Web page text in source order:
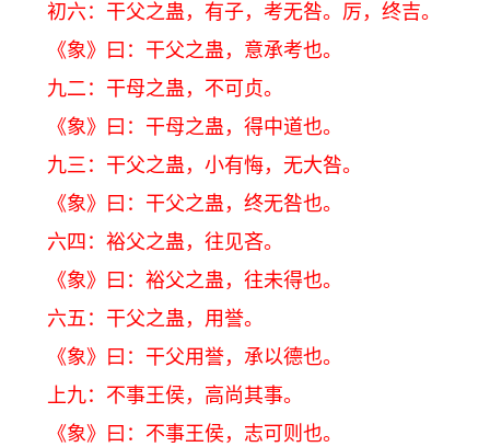
初六：干父之蛊，有子，考无咎。厉，终吉。
《象》曰：干父之蛊，意承考也。
九二：干母之蛊，不可贞。
《象》曰：干母之蛊，得中道也。
九三：干父之蛊，小有悔，无大咎。
《象》曰：干父之蛊，终无咎也。
六四：裕父之蛊，往见吝。
《象》曰：裕父之蛊，往未得也。
六五：干父之蛊，用誉。
《象》曰：干父用誉，承以德也。
上九：不事王侯，高尚其事。
《象》曰：不事王侯，志可则也。